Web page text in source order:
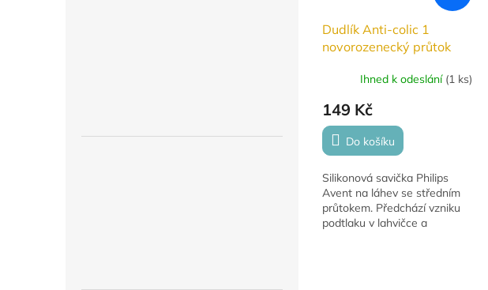
Dudlík Anti-colic 1
novorozenecký průtok
Ihned k odeslání (1 ks)
149 Kč
Do košíku
Silikonová savička Philips
Avent na láhev se středním
průtokem. Předchází vzniku
podtlaku v lahvičce a